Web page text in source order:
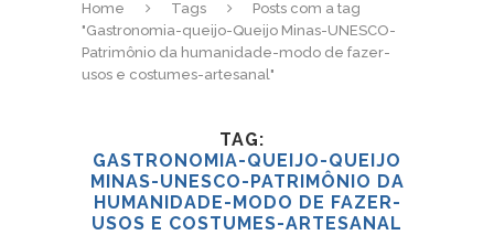
Home Tags
Posts com a tag
"Gastronomia-queijo-Queijo Minas-UNESCO-
Patrimônio da humanidade-modo de fazer-
usos e costumes-artesanal"
TAG
GASTRONOMIA-QUEIJO-QUEIJO
MINAS-UNESCO-PATRIMÔNIO DA
HUMANIDADE-MODO DE FAZER-
USOS E COSTUMES-ARTESANAL